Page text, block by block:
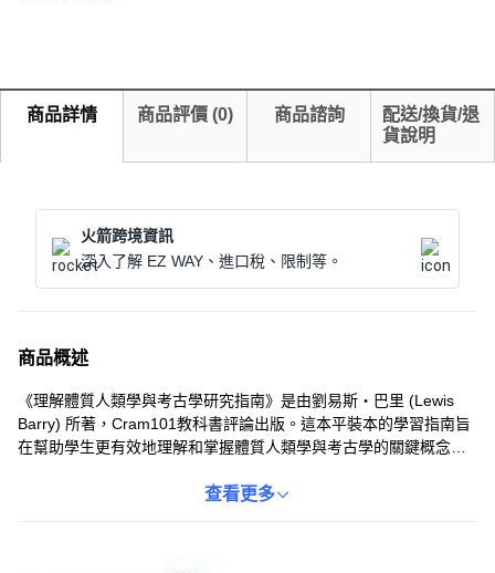
商品詳情 商品評價 (0) 商品諮詢
配送/換貨/退
貨說明
火箭跨境資訊
深入了解 EZ WAY、進口稅、限制等。
商品概述
《理解體質人類學與考古學研究指南》是由劉易斯‧巴里 (Lewis
Barry) 所著，Cram101教科書評論出版。這本平裝本的學習指南旨
在幫助學生更有效地理解和掌握體質人類學與考古學的關鍵概念。
論是課堂學習還是考前衝刺，本書都是不可或缺的輔助工具。ISBN
查看更多